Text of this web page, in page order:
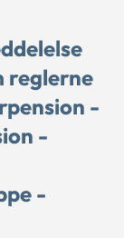
reglerne
-
-
-